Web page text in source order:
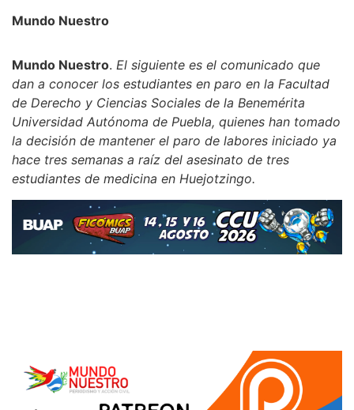
Mundo Nuestro
Mundo Nuestro. El siguiente es el comunicado que
dan a conocer los estudiantes en paro en la Facultad
de Derecho y Ciencias Sociales de la Benemérita
Universidad Autónoma de Puebla, quienes han tomado
la decisión de mantener el paro de labores iniciado ya
hace tres semanas a raíz del asesinato de tres
estudiantes de medicina en Huejotzingo.